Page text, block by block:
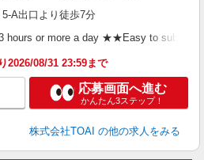
A出口より徒歩7分
hours or more a day ★★Easy to submit
2026/08/31 23:59まで
応募画面へ進む
かんたん3ステップ！
株式会社TOAI の他の求人をみる